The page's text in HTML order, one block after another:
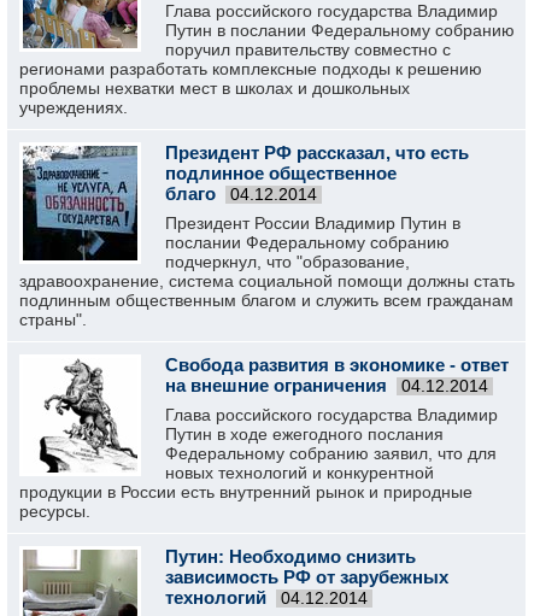
Глава российского государства Владимир
Путин в послании Федеральному собранию
поручил правительству совместно с
регионами разработать комплексные подходы к решению
проблемы нехватки мест в школах и дошкольных
учреждениях.
Президент РФ рассказал, что есть
подлинное общественное
благо
04.12.2014
Президент России Владимир Путин в
послании Федеральному собранию
подчеркнул, что "образование,
здравоохранение, система социальной помощи должны стать
подлинным общественным благом и служить всем гражданам
страны".
Свобода развития в экономике - ответ
на внешние ограничения
04.12.2014
Глава российского государства Владимир
Путин в ходе ежегодного послания
Федеральному собранию заявил, что для
новых технологий и конкурентной
продукции в России есть внутренний рынок и природные
ресурсы.
Путин: Необходимо снизить
зависимость РФ от зарубежных
технологий
04.12.2014